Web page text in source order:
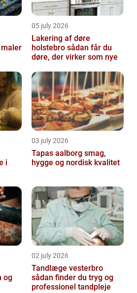
05 july 2026
Lakering af døre
holstebro sådan får du
døre, der virker som nye
03 july 2026
Tapas aalborg smag,
hygge og nordisk kvalitet
og
02 july 2026
Tandlæge vesterbro
sådan finder du tryg og
professionel tandpleje